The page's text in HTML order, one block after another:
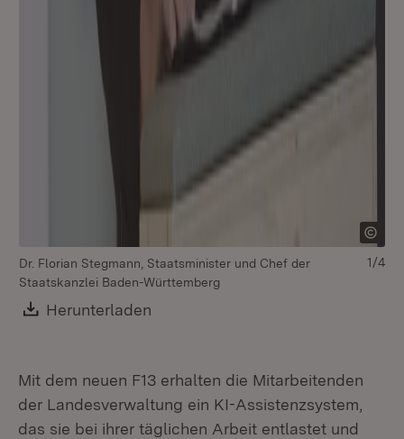
Dr. Florian Stegmann, Staatsminister und Chef der
Staatskanzlei Baden-Württemberg
Download:
Herunterladen
1/4
Mit dem neuen F13 erhalten die Mitarbeitenden
der Landesverwaltung ein KI-Assistenzsystem,
das sie bei ihrer täglichen Arbeit entlastet und